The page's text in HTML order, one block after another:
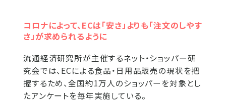
コロナによって、ECは「安さ」よりも「注文のしやす
さ」が求められるように
流通経済研究所が主催するネット・ショッパー研
究会では、ECによる食品・日用品販売の現状を把
握するため、全国約1万人のショッパーを対象とし
たアンケートを毎年実施している。